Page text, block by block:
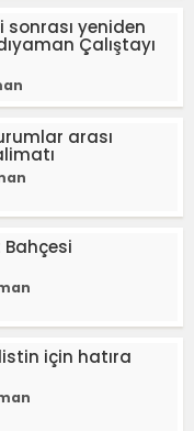
yeniden
Çalıştayı
arası
için hatıra